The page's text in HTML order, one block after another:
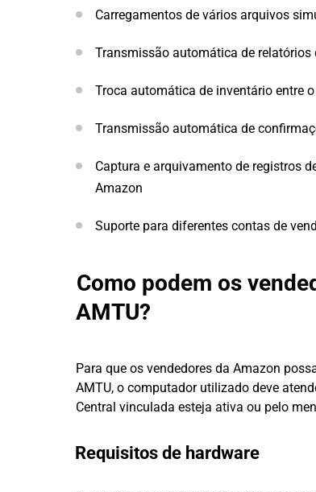
Carregamentos de vários arquivos
Transmissão automática de relatórios
Troca automática de inventário entre
Transmissão automática de
Captura e arquivamento de registros
Amazon
Suporte para diferentes contas de
Como podem os
AMTU?
Para que os vendedores da Amazon
AMTU, o computador utilizado deve
Central vinculada esteja ativa ou pelo
Requisitos de hardware